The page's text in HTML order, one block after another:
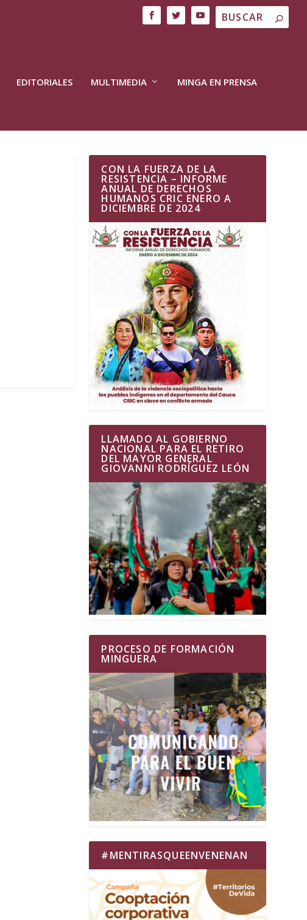
EDITORIALES MULTIMEDIA MINGA EN PRENSA
CON LA FUERZA DE LA
RESISTENCIA – INFORME
ANUAL DE DERECHOS
HUMANOS CRIC ENERO A
DICIEMBRE DE 2024
LLAMADO AL GOBIERNO
NACIONAL PARA EL RETIRO
DEL MAYOR GENERAL
GIOVANNI RODRÍGUEZ LEÓN
PROCESO DE FORMACIÓN
MINGUERA
#MENTIRASQUEENVENENAN